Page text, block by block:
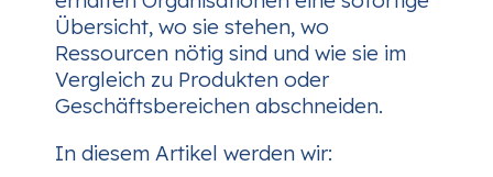
Übersicht, wo sie stehen, wo
Ressourcen nötig sind und wie sie im
Vergleich zu Produkten oder
Geschäftsbereichen abschneiden.
In diesem Artikel werden wir: